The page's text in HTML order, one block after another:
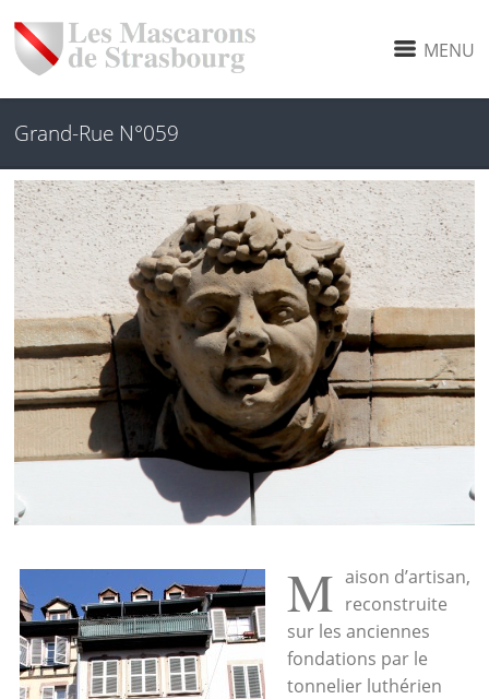
MENU
Grand-Rue N°059
M aison d’artisan,
reconstruite
sur les anciennes
fondations par le
tonnelier luthérien